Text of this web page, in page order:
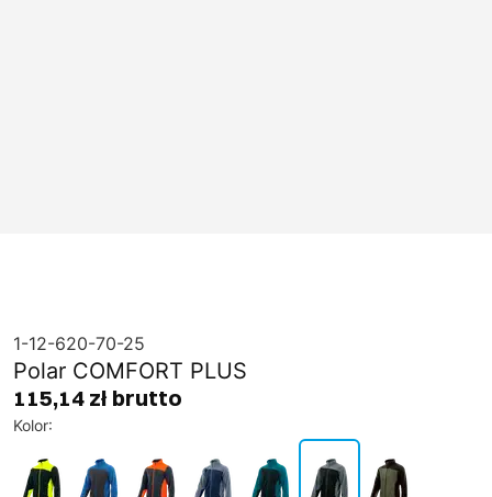
1-12-620-70-25
Polar COMFORT PLUS
115,14 zł brutto
Kolor: